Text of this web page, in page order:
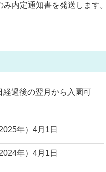
内定通知書を発送します
過後の翌月から入園可
年）4月1日
年）4月1日